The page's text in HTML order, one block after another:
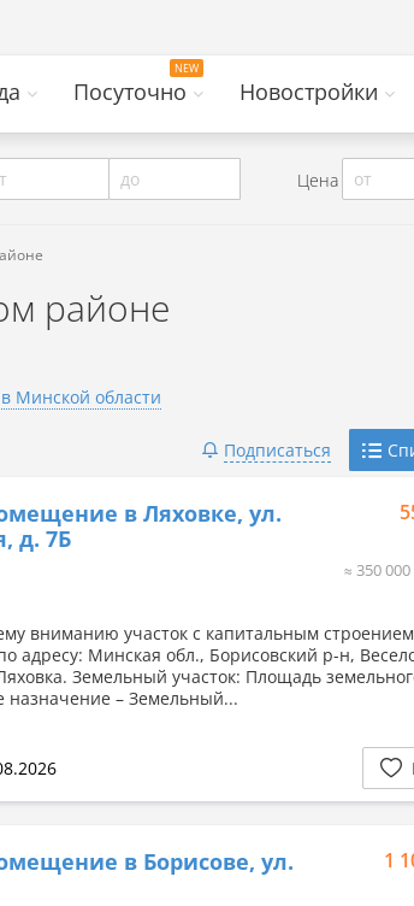
Посуточно Новостройки
до Цена от
районе
Минской области
Подписаться
в Ляховке, ул.
д. 7Б
≈ 350
вниманию участок с капитальным
адресу: Минская обл., Борисовский р-н,
Земельный участок: Площадь
назначение – Земельный...
в Борисове, ул.
1